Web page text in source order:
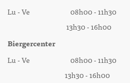
Lu - Ve 08h00 - 11h30
13h30 - 16h00
Biergercenter
Lu - Ve 08h00 - 11h30
13h30 - 16h00